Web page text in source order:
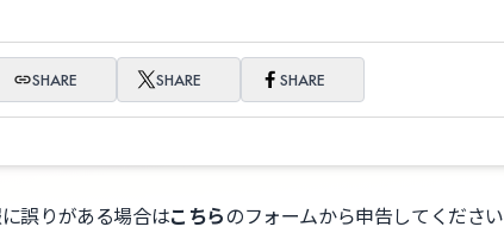
SHARE SHARE SHARE
誤りがある場合はこちらのフォームから申告してください